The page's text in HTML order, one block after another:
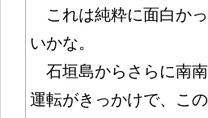
これは純粋に面白か
いかな。
石垣島からさらに南
運転がきっかけで、こ